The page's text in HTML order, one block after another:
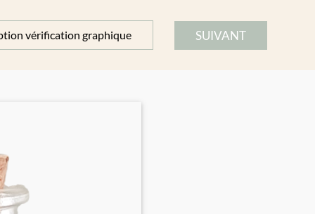
vérification graphique SUIVANT